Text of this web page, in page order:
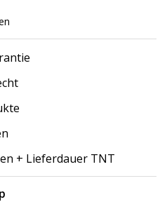
+ Lieferdauer TNT